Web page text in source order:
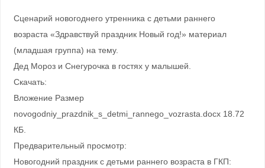
Сценарий новогоднего утренника с детьми раннего
возраста «Здравствуй праздник Новый год!» материал
(младшая группа) на тему.
Дед Мороз и Снегурочка в гостях у малышей.
Скачать:
Вложение Размер
novogodniy_prazdnik_s_detmi_rannego_vozrasta.docx 18.72
КБ.
Предварительный просмотр:
Новогодний праздник с детьми раннего возраста в ГКП: